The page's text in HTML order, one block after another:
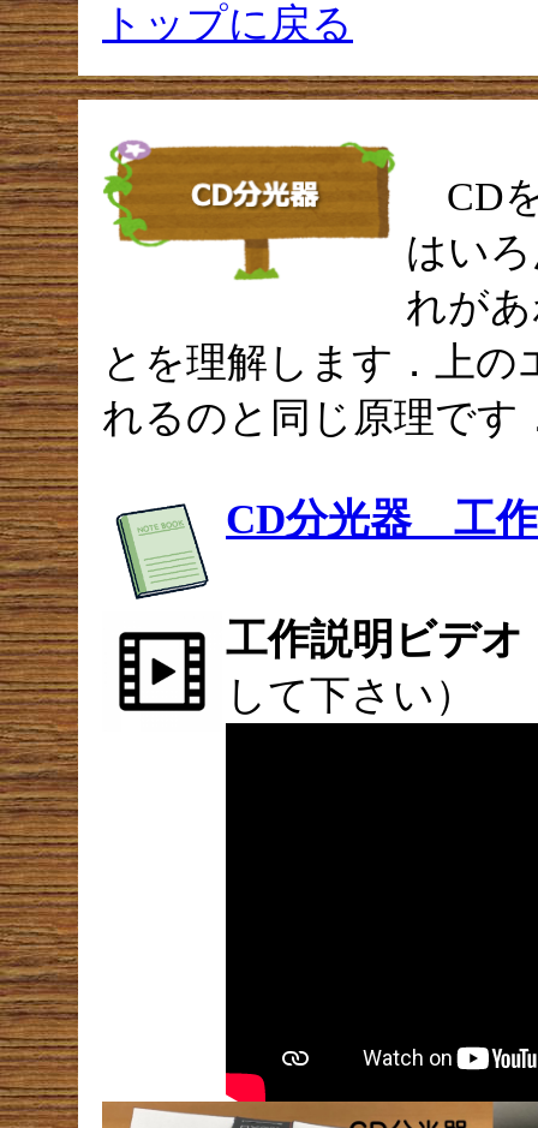
トップに戻る
CD
はい
れが
とを理解します．上
れるのと同じ原理です
CD分光器 工
工作説明ビデオ
して下さい）